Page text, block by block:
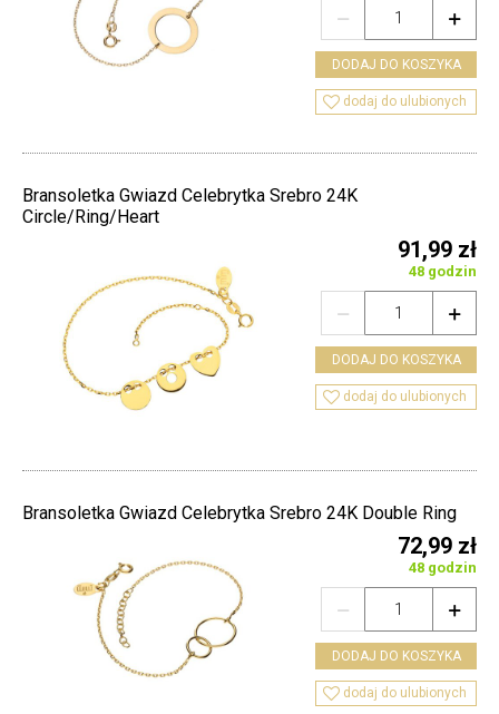


DODAJ DO KOSZYKA
 dodaj do ulubionych
Bransoletka Gwiazd Celebrytka Srebro 24K
Circle/Ring/Heart
91,99 zł
48 godzin


DODAJ DO KOSZYKA
 dodaj do ulubionych
Bransoletka Gwiazd Celebrytka Srebro 24K Double Ring
72,99 zł
48 godzin


DODAJ DO KOSZYKA
 dodaj do ulubionych